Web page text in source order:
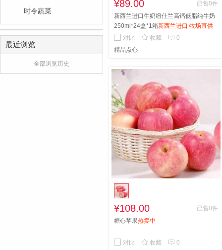
时令蔬菜
最近浏览
全部浏览历史
¥89.00
已售0件
新西兰进口牛奶纽仕兰高钙低脂纯牛奶
250ml*24盒*1箱新西兰进口 牧场直供
100%生牛乳
对比  收藏  0
精品点心
¥108.00
已售0件
糖心苹果热卖中
对比  收藏  0